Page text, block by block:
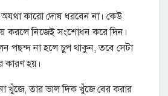
কারো দোষ ধরবেন না। কেউ
করলে নিজেই সংশোধন করে দিন।
পছন্দ না হলে চুপ থাকুন, তবে সেটা
কারণ হয়।
খুঁজে, তার ভাল দিক খুঁজে বের করার